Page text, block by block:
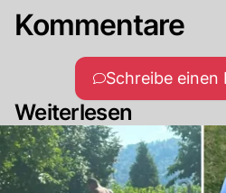
Kommentare
Schreibe einen
Weiterlesen